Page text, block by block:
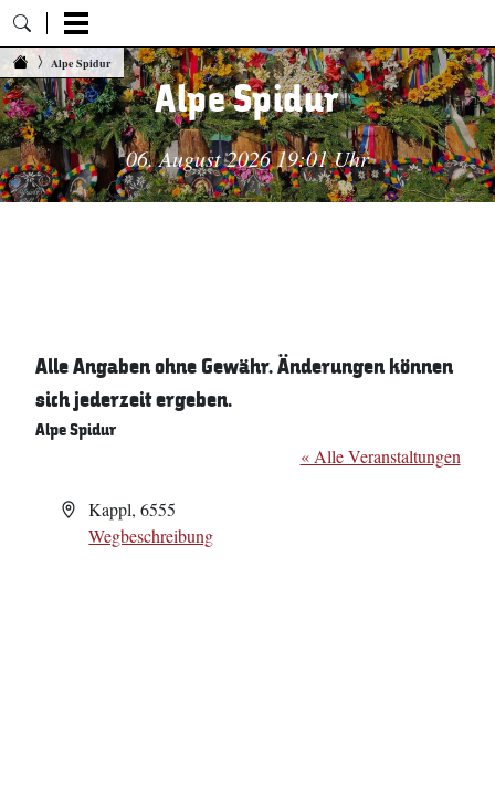
Zum Inhalt springen
Alpe Spidur
Alpe Spidur
06. August 2026 19:01 Uhr
Alle Angaben ohne Gewähr. Änderungen können
sich jederzeit ergeben.
Alpe Spidur
« Alle Veranstaltungen
Adresse
Kappl, 6555
Wegbeschreibung